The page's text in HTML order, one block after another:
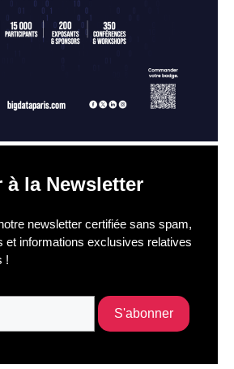
à la Newsletter
newsletter certifiée sans spam,
et informations exclusives relatives
!